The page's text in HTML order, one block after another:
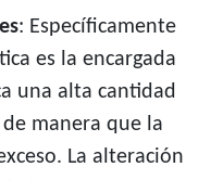
: Específicamente
es la encargada
una alta cantidad
manera que la
La alteración